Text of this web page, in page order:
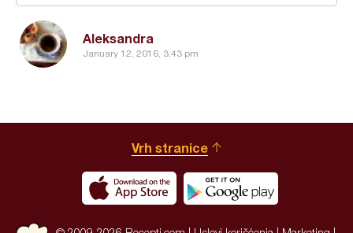
Aleksandra
January 12, 2016, 3:43 pm
Vrh stranice